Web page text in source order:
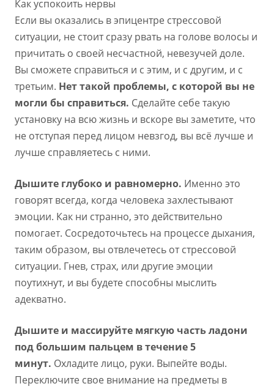
Как успокоить нервы
Если вы оказались в эпицентре стрессовой
ситуации, не стоит сразу рвать на голове волосы и
причитать о своей несчастной, невезучей доле.
Вы сможете справиться и с этим, и с другим, и с
третьим. Нет такой проблемы, с которой вы не
могли бы справиться. Сделайте себе такую
установку на всю жизнь и вскоре вы заметите, что
не отступая перед лицом невзгод, вы всё лучше и
лучше справляетесь с ними.
Дышите глубоко и равномерно. Именно это
говорят всегда, когда человека захлестывают
эмоции. Как ни странно, это действительно
помогает. Сосредоточьтесь на процессе дыхания,
таким образом, вы отвлечетесь от стрессовой
ситуации. Гнев, страх, или другие эмоции
поутихнут, и вы будете способны мыслить
адекватно.
Дышите и массируйте мягкую часть ладони
под большим пальцем в течение 5
минут. Охладите лицо, руки. Выпейте воды.
Переключите свое внимание на предметы в